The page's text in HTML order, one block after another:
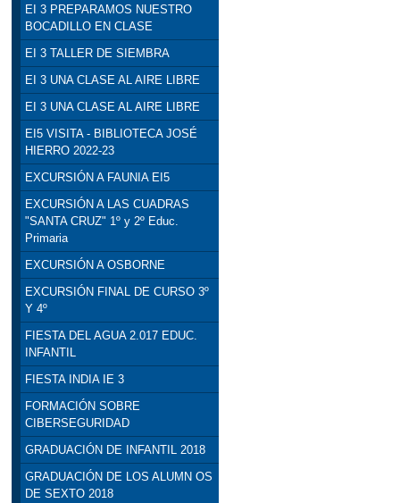
EI 3 PREPARAMOS NUESTRO
BOCADILLO EN CLASE
EI 3 TALLER DE SIEMBRA
EI 3 UNA CLASE AL AIRE LIBRE
EI 3 UNA CLASE AL AIRE LIBRE
EI5 VISITA - BIBLIOTECA JOSÉ
HIERRO 2022-23
EXCURSIÓN A FAUNIA EI5
EXCURSIÓN A LAS CUADRAS
"SANTA CRUZ" 1º y 2º Educ.
Primaria
EXCURSIÓN A OSBORNE
EXCURSIÓN FINAL DE CURSO 3º
Y 4º
FIESTA DEL AGUA 2.017 EDUC.
INFANTIL
FIESTA INDIA IE 3
FORMACIÓN SOBRE
CIBERSEGURIDAD
GRADUACIÓN DE INFANTIL 2018
GRADUACIÓN DE LOS ALUMN OS
DE SEXTO 2018